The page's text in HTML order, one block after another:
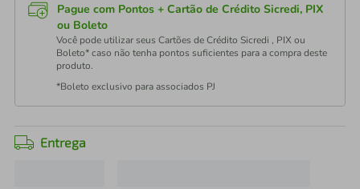
Pague com Pontos + Cartão de Crédito Sicredi, PIX
ou Boleto
Você pode utilizar seus Cartões de Crédito Sicredi , PIX ou
Boleto* caso não tenha pontos suficientes para a compra deste
produto.
*Boleto exclusivo para associados PJ
Entrega